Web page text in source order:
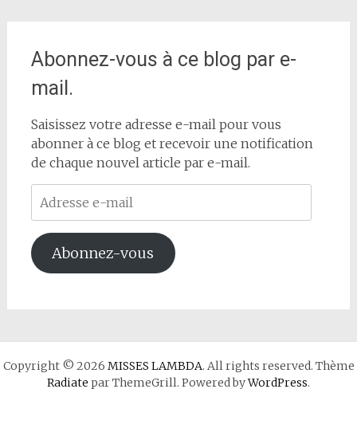
Abonnez-vous à ce blog par e-
mail.
Saisissez votre adresse e-mail pour vous
abonner à ce blog et recevoir une notification
de chaque nouvel article par e-mail.
Adresse
e-
mail
Abonnez-vous
Copyright © 2026 MISSES LAMBDA. All rights reserved. Thème
Radiate par ThemeGrill. Powered byWordPress.